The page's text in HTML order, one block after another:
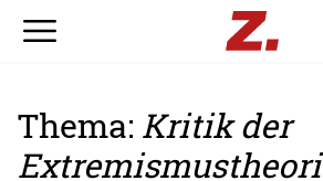
Thema: Kritik der